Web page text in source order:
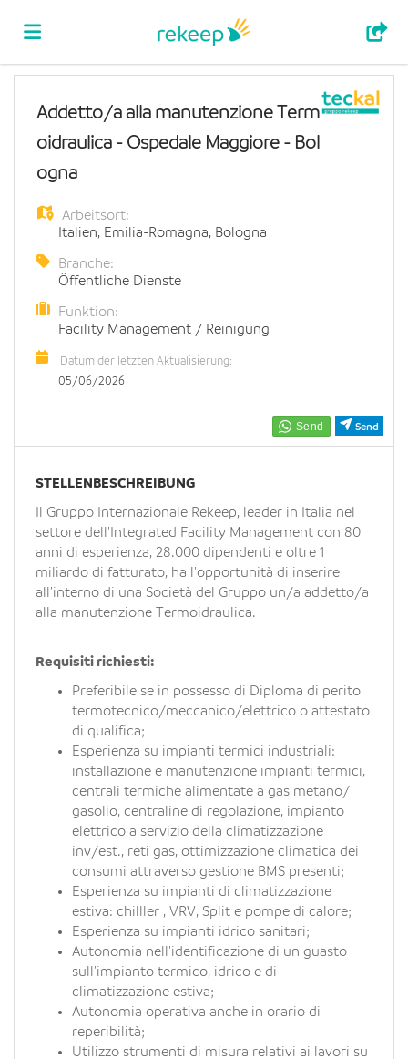
Lebenslauf
hochladen
Anmelden
FR
IT
DE
ES
PT
Send
Addetto/a alla manutenzione Term
oidraulica - Ospedale Maggiore - Bol
ogna
Arbeitsort:
Italien, Emilia-Romagna, Bologna
Branche:
Öffentliche Dienste
Funktion:
Facility Management / Reinigung
Datum der letzten Aktualisierung:
05/06/2026
STELLENBESCHREIBUNG
Il Gruppo Internazionale Rekeep, leader in Italia nel
settore dell'Integrated Facility Management con 80
anni di esperienza, 28.000 dipendenti e oltre 1
miliardo di fatturato, ha l'opportunità di inserire
all'interno di una Società del Gruppo un/a addetto/a
alla manutenzione Termoidraulica.
Requisiti richiesti:
Preferibile se in possesso di Diploma di perito
termotecnico/meccanico/elettrico o attestato
di qualifica;
Esperienza su impianti termici industriali:
installazione e manutenzione impianti termici,
centrali termiche alimentate a gas metano/
gasolio, centraline di regolazione, impianto
elettrico a servizio della climatizzazione
inv/est., reti gas, ottimizzazione climatica dei
consumi attraverso gestione BMS presenti;
Esperienza su impianti di climatizzazione
estiva: chilller , VRV, Split e pompe di calore;
Esperienza su impianti idrico sanitari;
Autonomia nell'identificazione di un guasto
sull'impianto termico, idrico e di
climatizzazione estiva;
Autonomia operativa anche in orario di
reperibilità;
Utilizzo strumenti di misura relativi ai lavori su